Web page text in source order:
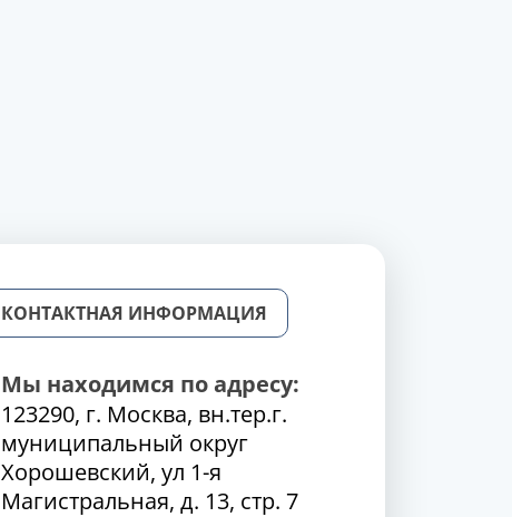
КОНТАКТНАЯ ИНФОРМАЦИЯ
Мы находимся по адресу:
123290, г. Москва, вн.тер.г.
муниципальный округ
Хорошевский, ул 1-я
Магистральная, д. 13, стр. 7